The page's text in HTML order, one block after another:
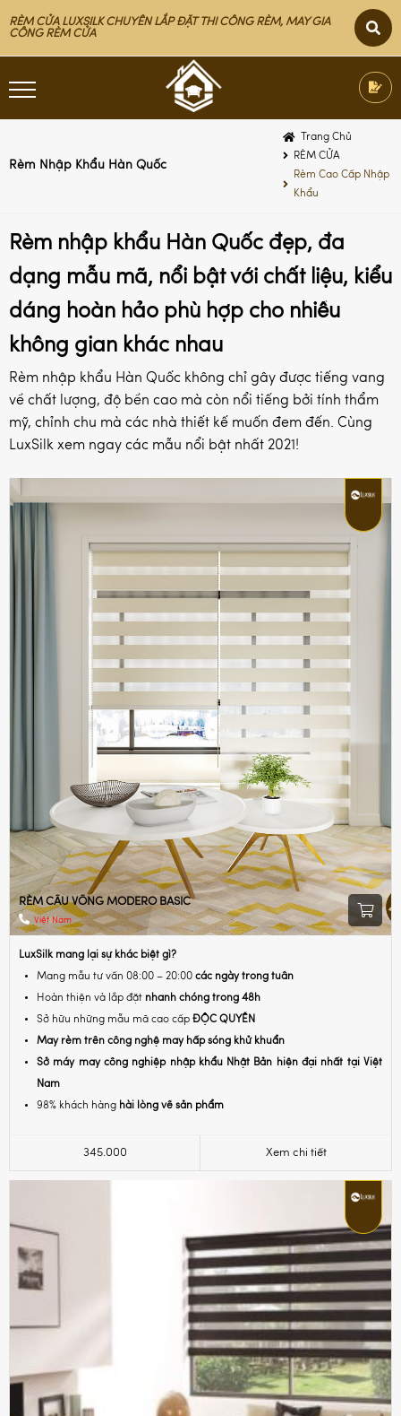
RÈM CỬA LUXSILK CHUYÊN LẮP ĐẶT THI CÔNG RÈM, MAY GIA
CÔNG RÈM CỬA
Rèm Nhập Khẩu Hàn Quốc
Trang Chủ
RÈM CỬA
Rèm Cao Cấp Nhập
Khẩu
Rèm nhập khẩu Hàn Quốc đẹp, đa
dạng mẫu mã, nổi bật với chất liệu, kiểu
dáng hoàn hảo phù hợp cho nhiều
không gian khác nhau
Rèm nhập khẩu Hàn Quốc không chỉ gây được tiếng vang
về chất lượng, độ bền cao mà còn nổi tiếng bởi tính thẩm
mỹ, chỉnh chu mà các nhà thiết kế muốn đem đến. Cùng
LuxSilk xem ngay các mẫu nổi bật nhất 2021!
RÈM CẦU VỒNG MODERO BASIC
Việt Nam
LuxSilk mang lại sự khác biệt gì?
Mang mẫu tư vấn 08:00 – 20:00 các ngày trong tuần
Hoàn thiện và lắp đặt nhanh chóng trong 48h
Sở hữu những mẫu mã cao cấp ĐỘC QUYỀN
May rèm trên công nghệ may hấp sóng khử khuẩn
Sở máy may công nghiệp nhập khẩu Nhật Bản hiện đại nhất tại Việt
Nam
98% khách hàng hài lòng về sản phẩm
345.000 Xem chi tiết